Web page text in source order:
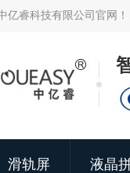
亿睿科技有限公司官网！
滑轨屏 液晶